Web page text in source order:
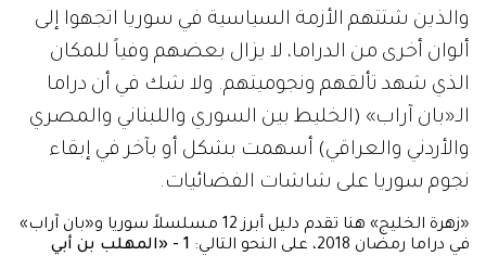
والذين شتتهم الأزمة السياسية في سوريا اتجهوا إلى
ألوان أخرى من الدراما، لا يزال بعضهم وفياً للمكان
الذي شهد تألقهم ونجوميتهم. ولا شك في أن دراما
الـ«بان آراب» (الخليط بين السوري واللبناني والمصري
والأردني والعراقي) أسهمت بشكل أو بآخر في إبقاء
نجوم سوريا على شاشات الفضائيات.
«زهرة الخليج» هنا تقدم دليل أبرز 12 مسلسلاً سوريا و«بان آراب»
في دراما رمضان 2018، على النحو التالي:
1 - «المهلب بن أبي